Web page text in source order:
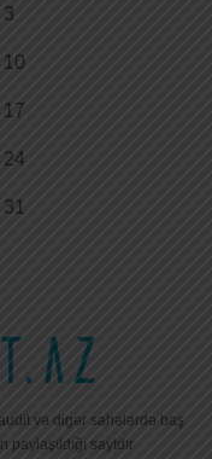
3
10
17
24
31
və digər sahələrdə baş
saytdır